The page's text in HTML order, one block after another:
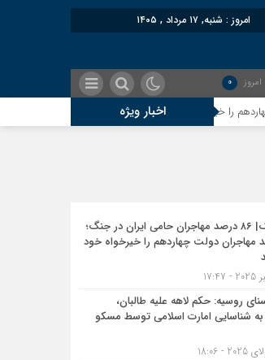
امروز : شنبه, ۱۷ مرداد , ۱۴۰۵
امروز 0
اخبار ویژه
معاون سنای روسیه: حکم لاهه
شناختیک| ۸۶ درصد مهاجران حامی ایران در جنگ؛
مهاجران دولت چهاردهم را خیرخواه خود
روسیه: حکم لاهه علیه طالبان،
شناسایی امارت اسلامی توسط مسکو